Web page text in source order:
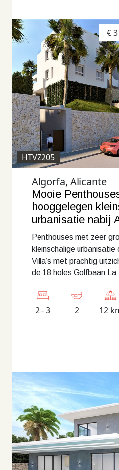
€
HTVZ205
Algorfa, Alicante
Mooie
hooggelegen
urbanisatie nabij
Penthouses met zeer
kleinschalige urbanisatie
Villa’s met prachtig
de 18 holes Golfbaan La
2 - 3 2 12